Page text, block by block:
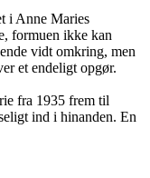
i Anne Maries
formuen ikke kan
vidt omkring, men
et endeligt opgør.
fra 1935 frem til
ind i hinanden. En